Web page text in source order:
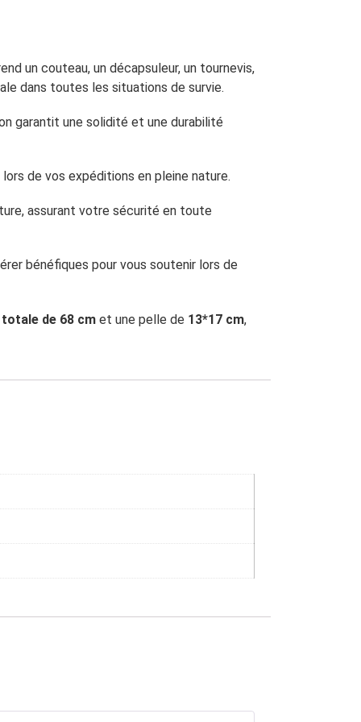
un couteau, un décapsuleur, un tournevis,
dans toutes les situations de survie.
garantit une solidité et une durabilité
de vos expéditions en pleine nature.
assurant votre sécurité en toute
bénéfiques pour vous soutenir lors de
de 68 cm et une pelle de 13*17 cm,